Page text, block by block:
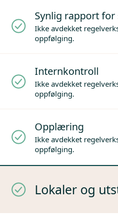
Synlig rapport for
Ikke avdekket
oppfølging.
Internkontroll
Ikke avdekket
oppfølging.
Opplæring
Ikke avdekket
oppfølging.
Lokaler og